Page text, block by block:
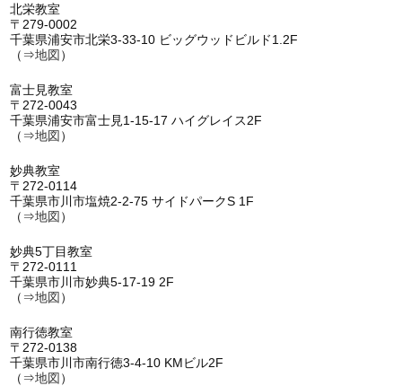
北栄教室
〒279-0002
千葉県浦安市北栄3-33-10 ビッグウッドビルド1.2F
（⇒地図 ）
富士見教室
〒272-0043
千葉県浦安市富士見1-15-17 ハイグレイス2F
（⇒地図 ）
妙典教室
〒272-0114
千葉県市川市塩焼2-2-75 サイドパークS 1F
（⇒地図 ）
妙典5丁目教室
〒272-0111
千葉県市川市妙典5-17-19 2F
（⇒地図 ）
南行徳教室
〒272-0138
千葉県市川市南行徳3-4-10 KMビル2F
（⇒地図 ）